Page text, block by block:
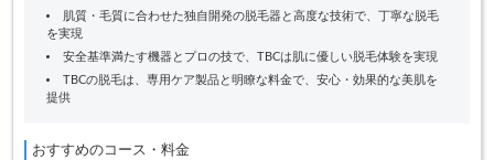
肌質・毛質に合わせた独自開発の脱毛器と高度な技術で、丁寧な脱毛
を実現
安全基準満たす機器とプロの技で、TBCは肌に優しい脱毛体験を実現
TBCの脱毛は、専用ケア製品と明瞭な料金で、安心・効果的な美肌を
提供
おすすめのコース・料金